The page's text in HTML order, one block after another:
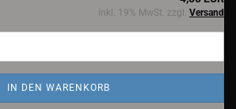
inkl. 19% MwSt. zzgl. Versand
IN DEN WARENKORB